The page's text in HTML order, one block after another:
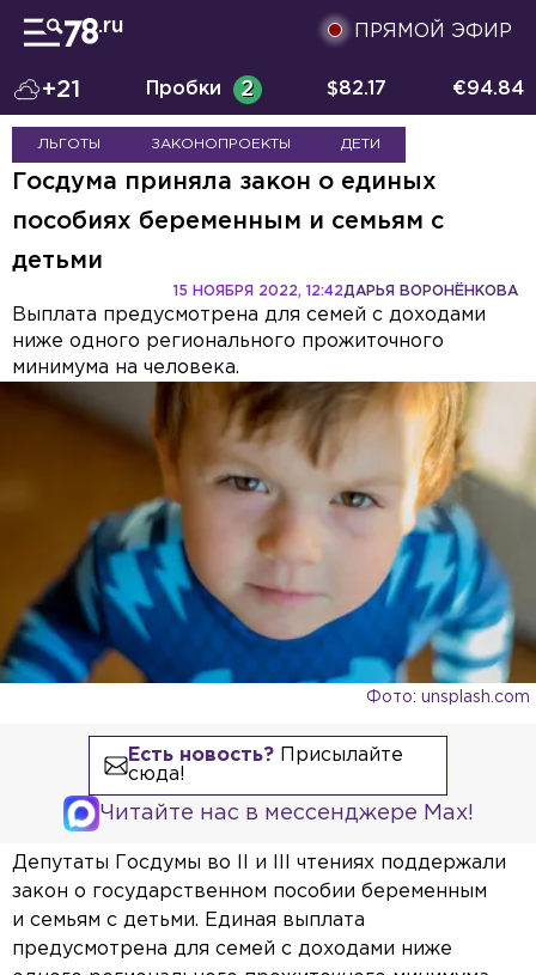
ПРЯМОЙ ЭФИР
+21 Пробки 2 $82.17 €94.84
ЛЬГОТЫ ЗАКОНОПРОЕКТЫ ДЕТИ
Госдума приняла закон о единых
пособиях беременным и семьям с
детьми
ДАРЬЯ ВОРОНЁНКОВА
15 НОЯБРЯ 2022, 12:42
Выплата предусмотрена для семей с доходами
ниже одного регионального прожиточного
минимума на человека.
Фото: unsplash.com
Есть новость?Присылайте
сюда!
Читайте нас в мессенджере Max!
Депутаты Госдумы во II и III чтениях поддержали
закон о государственном пособии беременным
и семьям с детьми. Единая выплата
предусмотрена для семей с доходами ниже